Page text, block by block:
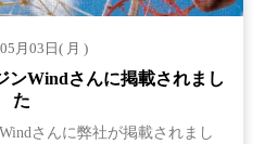
月03日( 月 )
ンWindさんに掲載されまし
た
さんに弊社が掲載されまし